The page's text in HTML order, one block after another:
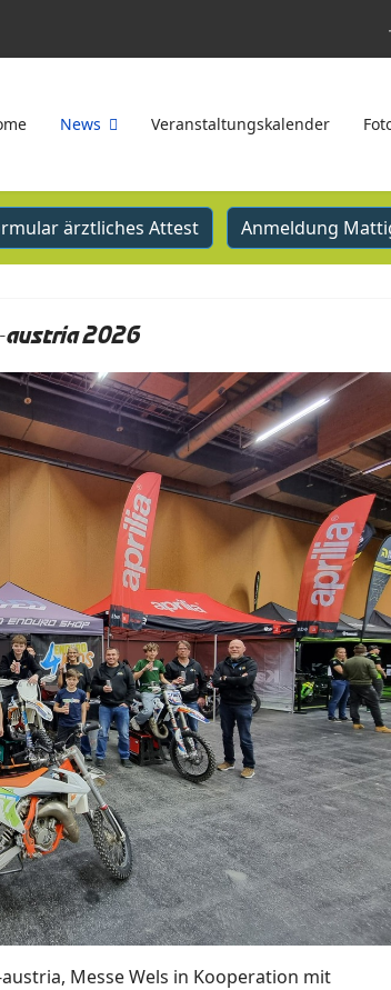
News Veranstaltungskalender
ärztliches Attest Anmeldung
austria 2026
Messe Wels in Kooperation mit